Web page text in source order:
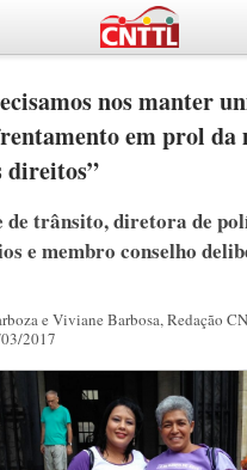
nos manter
em prol da
direitos”
de trânsito, diretora de
e membro conselho
e Viviane Barbosa, Redação
2017